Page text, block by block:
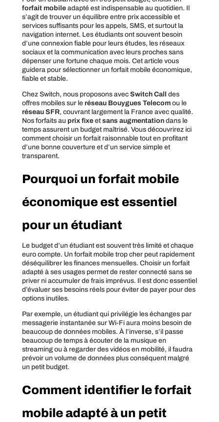
forfait mobileadapté est indispensable au quotidien. Il
s’agit de trouver un équilibre entre prix accessible et
services suffisants pour les appels, SMS, et surtout la
navigation internet. Les étudiants ont souvent besoin
d’une connexion fiable pour leurs études, les réseaux
sociaux et la communication avec leurs proches sans
dépenser une fortune chaque mois. Cet article vous
guidera pour sélectionner un forfait mobile économique,
fiable et stable.
Chez Switch, nous proposons avec Switch Call des
offres mobiles sur le réseau Bouygues Telecomou le
réseau SFR, couvrant largement la France avec qualité.
Nos forfaits au prix fixeet sans augmentationdans le
temps assurent un budget maîtrisé. Vous découvrirez ici
comment choisir un forfait raisonnable tout en profitant
d’une bonne couverture et d’un service simple et
transparent.
Pourquoi un forfait mobile
économique est essentiel
pour un étudiant
Le budget d’un étudiant est souvent très limité et chaque
euro compte. Un forfait mobile trop cher peut rapidement
déséquilibrer les finances mensuelles. Choisir un forfait
adapté à ses usages permet de rester connecté sans se
priver ni accumuler de frais imprévus. Il est donc essentiel
d’évaluer ses besoins réels pour éviter de payer pour des
options inutiles.
Par exemple, un étudiant qui privilégie les échanges par
messagerie instantanée sur Wi-Fi aura moins besoin de
beaucoup de données mobiles. À l’inverse, s’il passe
beaucoup de temps à écouter de la musique en
streaming ou à regarder des vidéos en mobilité, il faudra
prévoir un volume de données plus conséquent malgré
un petit budget.
Comment identifier le forfait
mobile adapté à un petit